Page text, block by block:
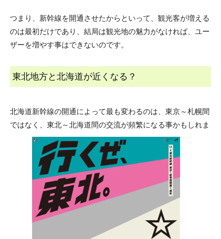
つまり、新幹線を開通させたからといって、観光客が増える
のは最初だけであり、結局は観光地の魅力がなければ、ユー
ザーを増やす事はできないのです。
東北地方と北海道が近くなる？
北海道新幹線の開通によって最も変わるのは、東京～札幌間
ではなく、東北～北海道間の交流が頻繁になる事かもしれま